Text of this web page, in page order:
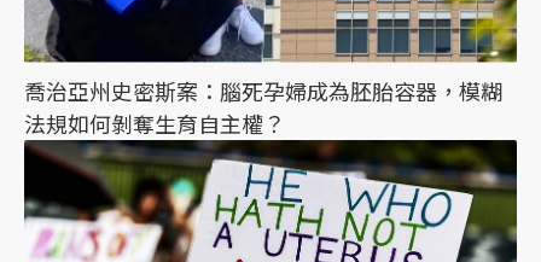
喬治亞州史密斯案：腦死孕婦成為胚胎容器，模糊
法規如何剝奪生育自主權？